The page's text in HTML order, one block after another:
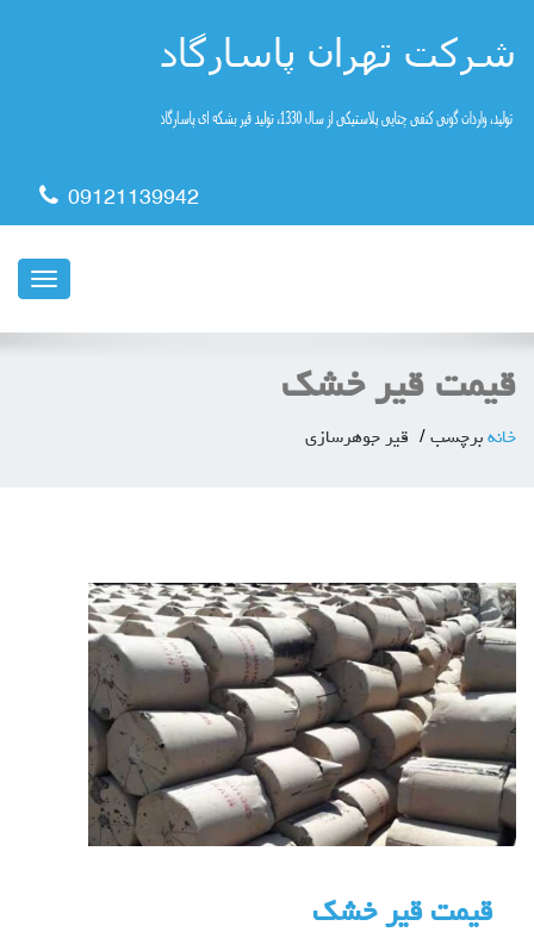
09121139942
ناوبری
قیمت قیر خشک
خانه برچسب قیر جوهرسازی
قیمت قیر خشک